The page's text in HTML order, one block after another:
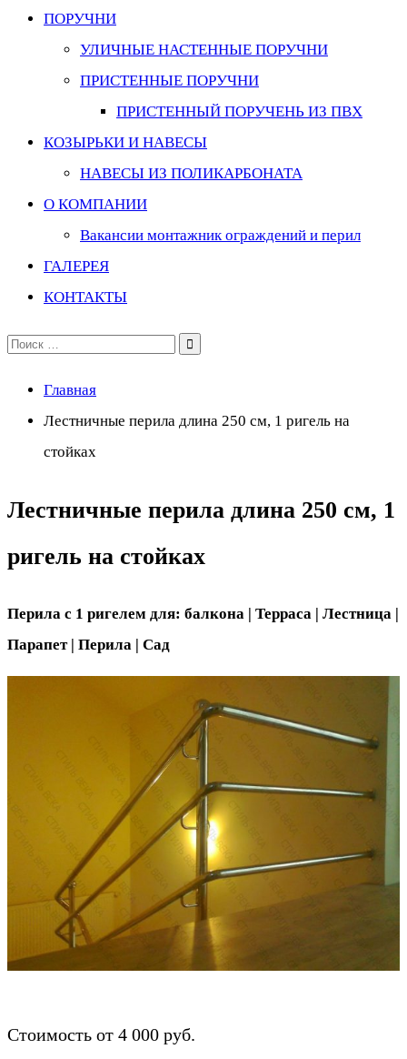
ПОРУЧНИ
УЛИЧНЫЕ НАСТЕННЫЕ ПОРУЧНИ
ПРИСТЕННЫЕ ПОРУЧНИ
ПРИСТЕННЫЙ ПОРУЧЕНЬ ИЗ ПВХ
КОЗЫРЬКИ И НАВЕСЫ
НАВЕСЫ ИЗ ПОЛИКАРБОНАТА
О КОМПАНИИ
Вакансии монтажник ограждений и перил
ГАЛЕРЕЯ
КОНТАКТЫ
Поиск
Главная
Лестничные перила длина 250 см, 1 ригель на
стойках
Лестничные перила длина 250 см, 1
ригель на стойках
Перила с 1 ригелем для: балкона | Терраса | Лестница |
Парапет | Перила | Сад
Стоимость от 4 000 руб.